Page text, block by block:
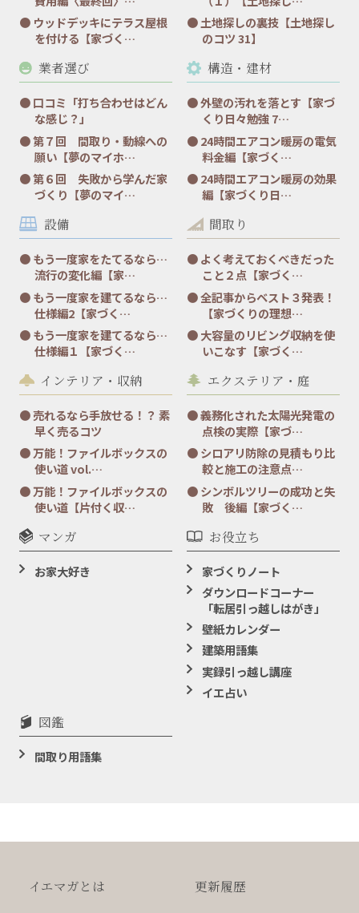
ウッドデッキにテラス屋根
を付ける【家づく…
土地探しの裏技【土地探し
のコツ 31】
業者選び
口コミ「打ち合わせはどん
な感じ？」
第７回 間取り・動線への
願い【夢のマイホ…
第６回 失敗から学んだ家
づくり【夢のマイ…
構造・建材
外壁の汚れを落とす【家づ
くり日々勉強 7…
24時間エアコン暖房の電気
料金編【家づく…
24時間エアコン暖房の効果
編【家づくり日…
設備
もう一度家をたてるなら…
流行の変化編【家…
もう一度家を建てるなら…
仕様編2【家づく…
もう一度家を建てるなら…
仕様編１【家づく…
間取り
よく考えておくべきだった
こと２点【家づく…
全記事からベスト３発表！
【家づくりの理想…
大容量のリビング収納を使
いこなす【家づく…
インテリア・収納
売れるなら手放せる！？ 素
早く売るコツ
万能！ファイルボックスの
使い道 vol.…
万能！ファイルボックスの
使い道【片付く収…
エクステリア・庭
義務化された太陽光発電の
点検の実際【家づ…
シロアリ防除の見積もり比
較と施工の注意点…
シンボルツリーの成功と失
敗 後編【家づく…
マンガ
お家大好き
お役立ち
家づくりノート
ダウンロードコーナー
「転居引っ越しはがき」
壁紙カレンダー
建築用語集
実録引っ越し講座
イエ占い
図鑑
間取り用語集
イエマガとは 更新履歴